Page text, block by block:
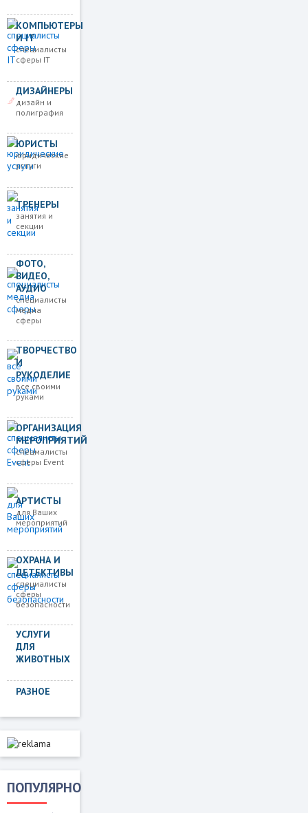
КОМПЬЮТЕРЫ
И IT
специалисты
сферы IT
ДИЗАЙНЕРЫ
дизайн и
полиграфия
ЮРИСТЫ
юридические
услуги
ТРЕНЕРЫ
занятия и
секции
ФОТО,
ВИДЕО,
АУДИО
специалисты
медиа
сферы
ТВОРЧЕСТВО
И
РУКОДЕЛИЕ
все своими
руками
ОРГАНИЗАЦИЯ
МЕРОПРИЯТИЙ
спецмалисты
сферы Event
АРТИСТЫ
для Ваших
мероприятий
ОХРАНА И
ДЕТЕКТИВЫ
специалисты
сферы
безопасности
УСЛУГИ
ДЛЯ
ЖИВОТНЫХ
РАЗНОЕ
ПОПУЛЯРНО